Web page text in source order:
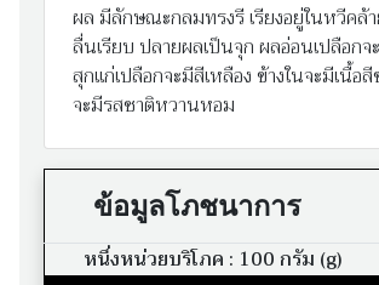
ผล มีลักษณะกลมทรงรี เรียงอยู่ในหวีคล้
ลื่นเรียบ ปลายผลเป็นจุก ผลอ่อนเปลือกจ
สุกแก่เปลือกจะมีสีเหลือง ข้างในจะมีเนื้อ
จะมีรสชาติหวานหอม
ข้อมูลโภชนาการ
หนึ่งหน่วยบริโภค : 100 กรัม (g)